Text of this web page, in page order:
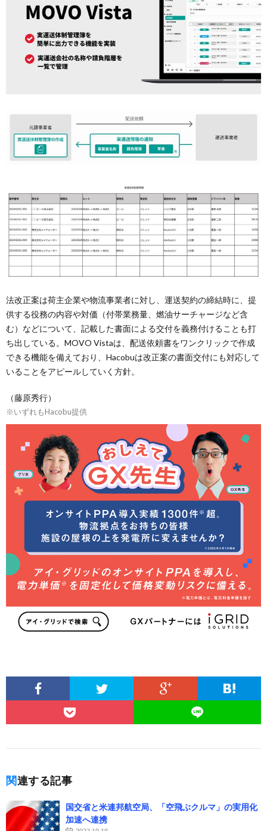
法改正案は荷主企業や物流事業者に対し、運送契約の締結時に、提
供する役務の内容や対価（付帯業務量、燃油サーチャージなど含
む）などについて、記載した書面による交付を義務付けることも打
ち出している。MOVO Vistaは、配送依頼書をワンクリックで作成
できる機能を備えており、Hacobuは改正案の書面交付にも対応して
いることをアピールしていく方針。
（藤原秀行）
※いずれもHacobu提供
関連する記事
国交省と米連邦航空局、「空飛ぶクルマ」の実用化
加速へ連携